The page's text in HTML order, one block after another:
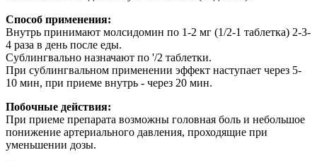
Способ применения:
Внутрь принимают молсидомин по 1-2 мг (1/2-1 таблетка) 2-3-
4 раза в день после еды.
Сублингвально назначают по '/2 таблетки.
При сублингвальном применении эффект наступает через 5-
10 мин, при приеме внутрь - через 20 мин.
Побочные действия:
При приеме препарата возможны головная боль и небольшое
понижение артериального давления, проходящие при
уменьшении дозы.